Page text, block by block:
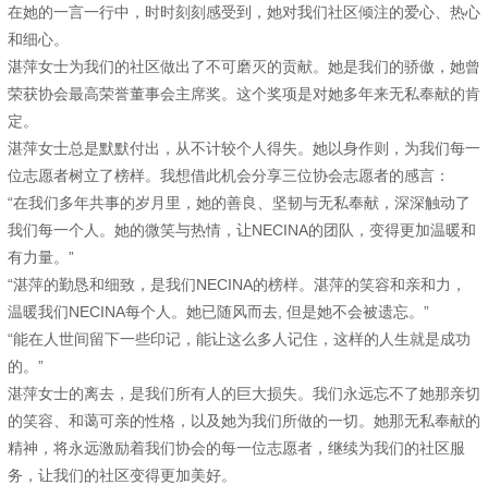
在她的一言一行中，时时刻刻感受到，她对我们社区倾注的爱心、热心
和细心。
湛萍女士为我们的社区做出了不可磨灭的贡献。她是我们的骄傲，她曾
荣获协会最高荣誉董事会主席奖。这个奖项是对她多年来无私奉献的肯
定。
湛萍女士总是默默付出，从不计较个人得失。她以身作则，为我们每一
位志愿者树立了榜样。我想借此机会分享三位协会志愿者的感言：
“在我们多年共事的岁月里，她的善良、坚韧与无私奉献，深深触动了
我们每一个人。她的微笑与热情，让NECINA的团队，变得更加温暖和
有力量。”
“湛萍的勤恳和细致，是我们NECINA的榜样。湛萍的笑容和亲和力，
温暖我们NECINA每个人。她已随风而去, 但是她不会被遗忘。 ”
“能在人世间留下一些印记，能让这么多人记住，这样的人生就是成功
的。 ”
湛萍女士的离去，是我们所有人的巨大损失。我们永远忘不了她那亲切
的笑容、和蔼可亲的性格，以及她为我们所做的一切。她那无私奉献的
精神，将永远激励着我们协会的每一位志愿者，继续为我们的社区服
务，让我们的社区变得更加美好。